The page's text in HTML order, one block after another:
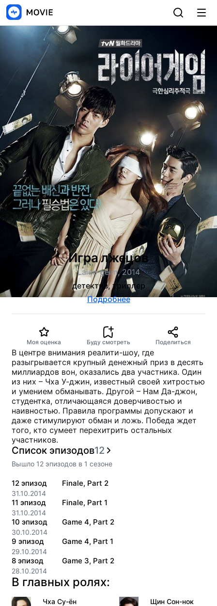
Игра лжецов
Laieo geim, 2014
детектив, триллер
Подробнее
Моя оценка Буду смотреть Поделиться
В центре внимания реалити-шоу, где
разыгрывается крупный денежный приз в десять
миллиардов вон, оказались два участника. Один
из них – Чха У-джин, известный своей хитростью
и умением обманывать. Другой – Нам Да-джон,
студентка, отличающаяся доверчивостью и
наивностью. Правила программы допускают и
даже стимулируют обман и ложь. Победа ждет
того, кто сумеет перехитрить остальных
участников.
Список эпизодов12
Вышло 12 эпизодов в 1 сезоне
12 эпизод
31.10.2014
Finale, Part 2
11 эпизод
31.10.2014
Finale, Part 1
10 эпизод
30.10.2014
Game 4, Part 2
9 эпизод
29.10.2014
Game 4, Part 1
8 эпизод
28.10.2014
Game 3, Part 2
В главных ролях:
Чха Су-ён Щин Сон-нок